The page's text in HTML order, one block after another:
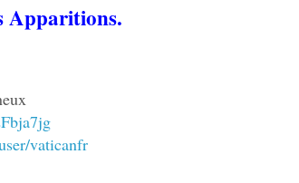
Apparitions.
vaticanfr